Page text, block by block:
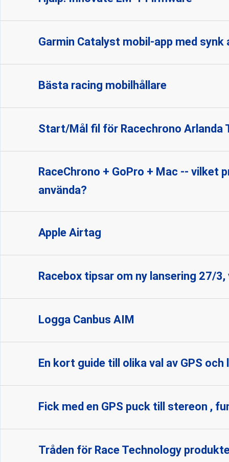
Garmin Catalyst mobil-app med synk
Bästa racing mobilhållare
Start/Mål fil för Racechrono Arlanda
RaceChrono + GoPro + Mac -- vilket
använda?
Apple Airtag
Racebox tipsar om ny lansering 27/3,
Logga Canbus AIM
En kort guide till olika val av GPS
Fick med en GPS puck till stereon ,
Tråden för Race Technology